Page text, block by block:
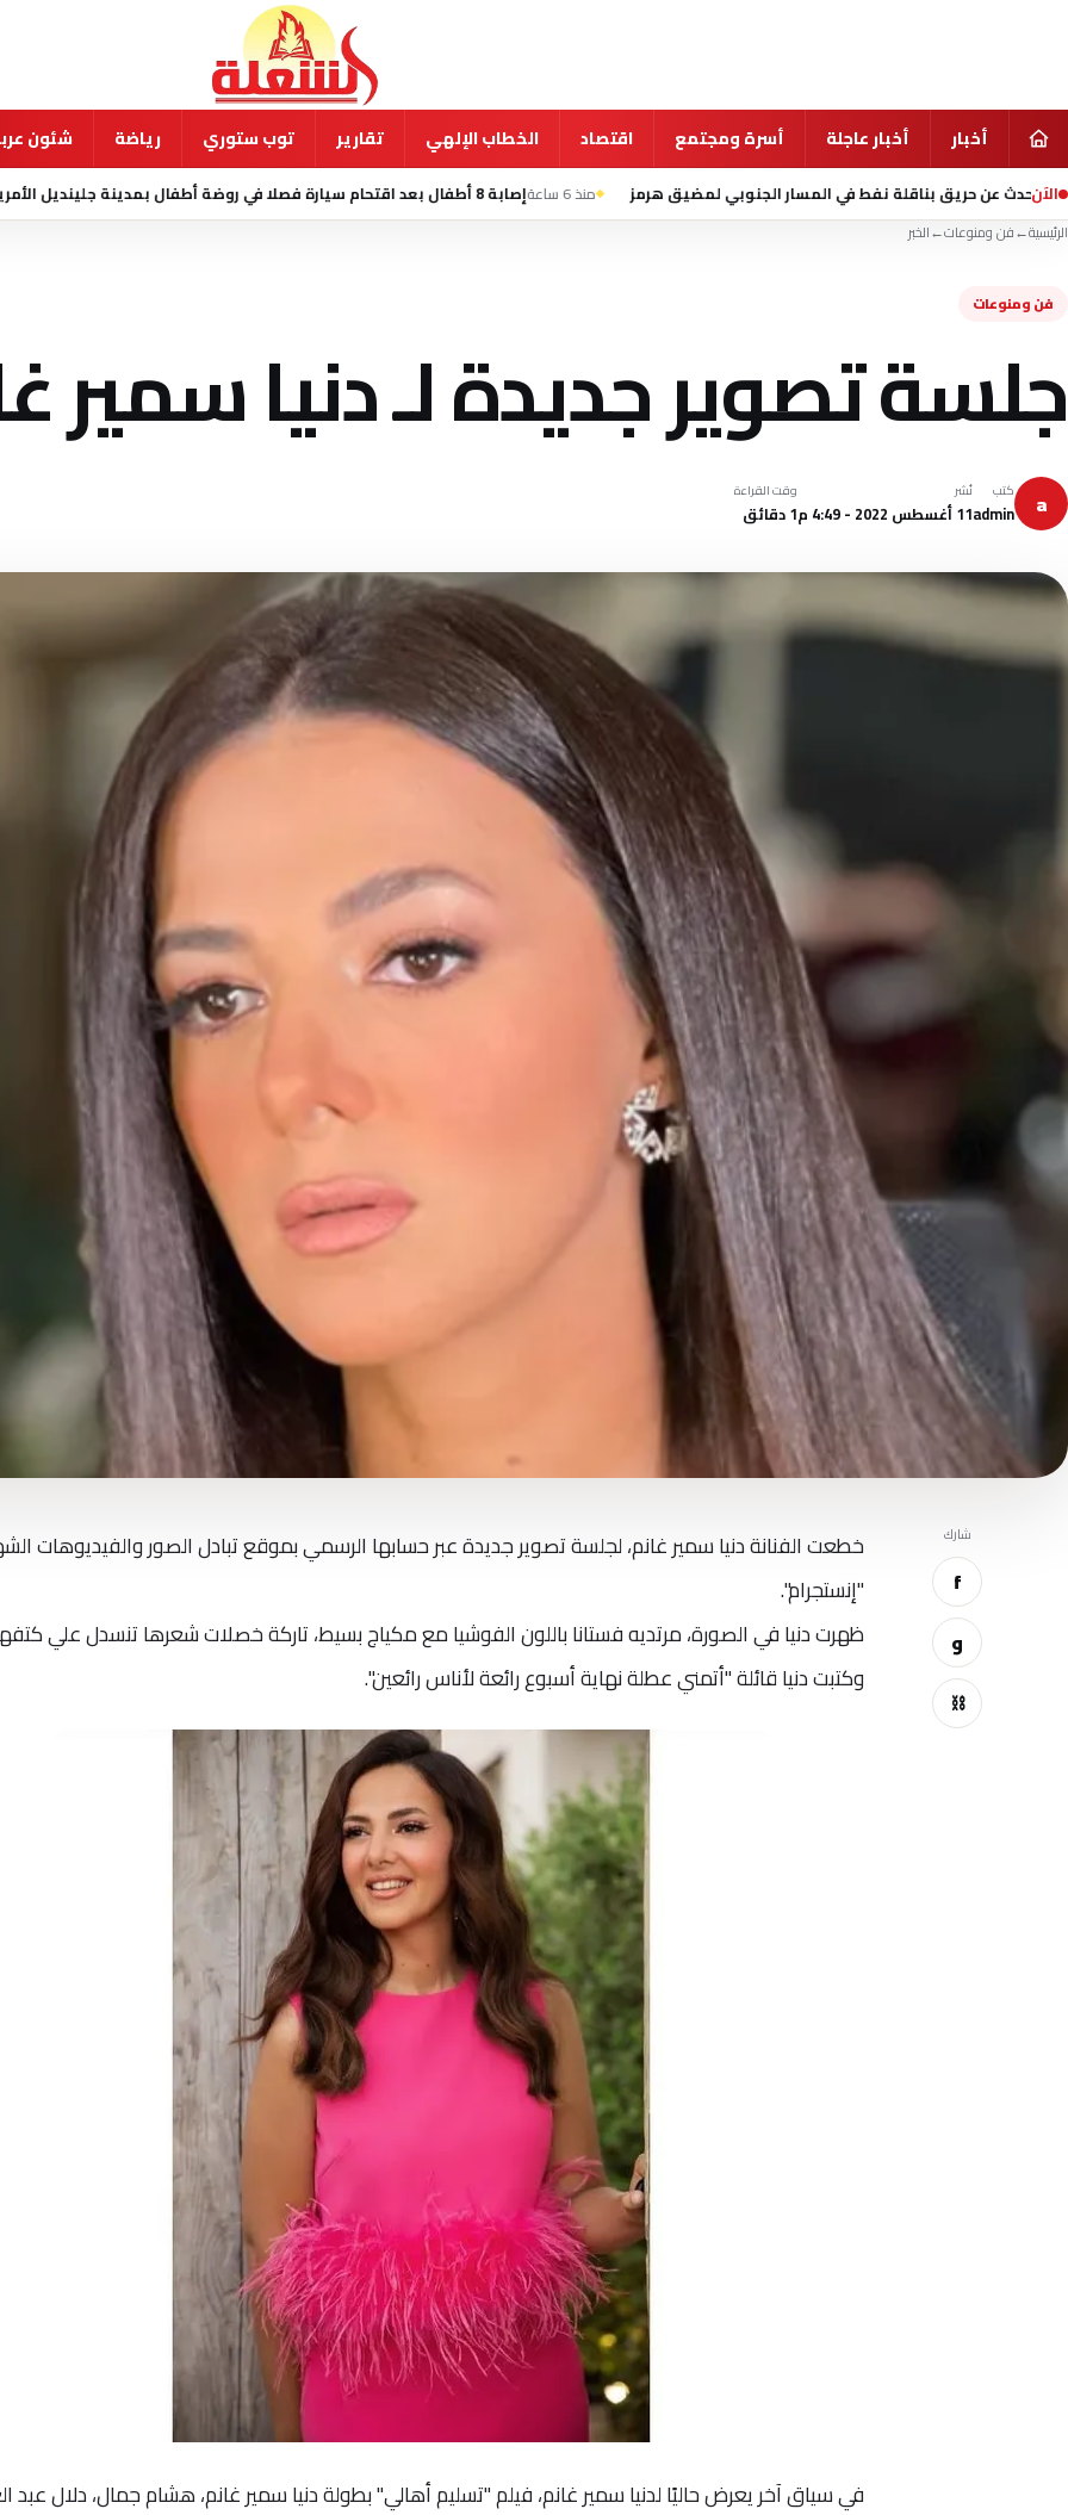
أخبار أخبار عاجلة أسرة ومجتمع اقتصاد الخطاب الإلهي تقارير توب ستوري رياضة شئون
الآن نفط في المسار الجنوبي لمضيق هرمز منذ 6 ساعة إصابة 8 أطفال بعد اقتحام سيارة فصلا في روضة أطفال بمدينة جلينديل الأمريكية منذ 8 ساعة
الرئيسية←فن ومنوعات←الخبر
فن ومنوعات
جلسة تصوير جديدة لـ دنيا سمير
a كتب
admin
نُشر
11 أغسطس 2022 - 4:49 م
وقت القراءة
1 دقائق
شارك
f
و
⛓
خطعت الفنانة دنيا سمير غانم، لجلسة تصوير جديدة عبر حسابها الرسمي بموقع تبادل الصور والفيديوهات
"إنستجرام".
ظهرت دنيا في الصورة، مرتديه فستانا باللون الفوشيا مع مكياج بسيط، تاركة خصلات شعرها تنسدل علي
وكتبت دنيا قائلة "أتمني عطلة نهاية أسبوع رائعة لأناس رائعين".
في سياق آخر يعرض حاليًا لدنيا سمير غانم، فيلم "تسليم أهالي" بطولة دنيا سمير غانم، هشام جمال، دلال عبد